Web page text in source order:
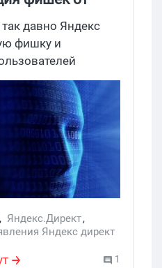
давно Яндекс
фишку и
вторым
графических
ограничивается
только
длину
Давайте подробнее
Яндекс.Директ,
Яндекс директ
1